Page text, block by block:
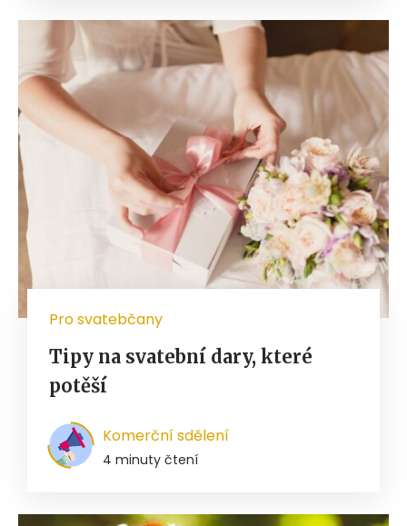
Pro svatebčany
Tipy na svatební dary, které
potěší
Komerční sdělení
4 minuty čtení